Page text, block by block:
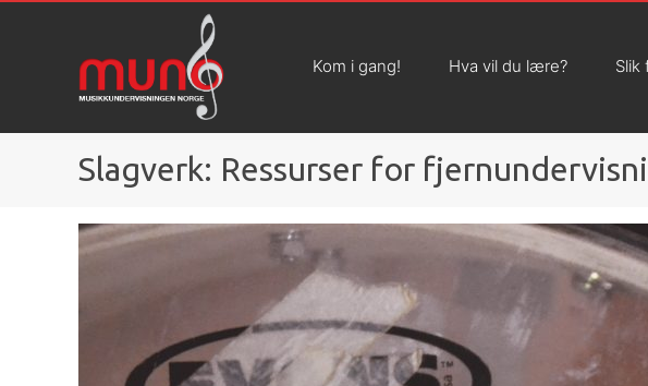
Kom i gang! Hva vil du lære? Slik
OM MUNO
Hva er Muno?
INFO
Priser
Betingelser
Slagverk: Ressurser for